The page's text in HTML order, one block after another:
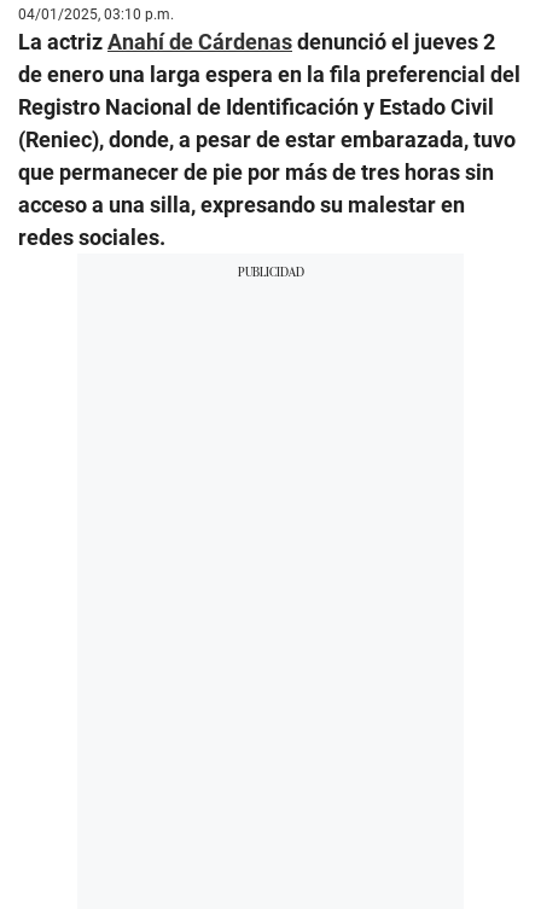
04/01/2025, 03:10 p.m.
La actrizAnahí de Cárdenasdenunció el jueves 2
de enero una larga espera en la fila preferencial del
Registro Nacional de Identificación y Estado Civil
(Reniec), donde, a pesar de estar embarazada, tuvo
que permanecer de pie por más de tres horas sin
acceso a una silla, expresando su malestar en
redes sociales.